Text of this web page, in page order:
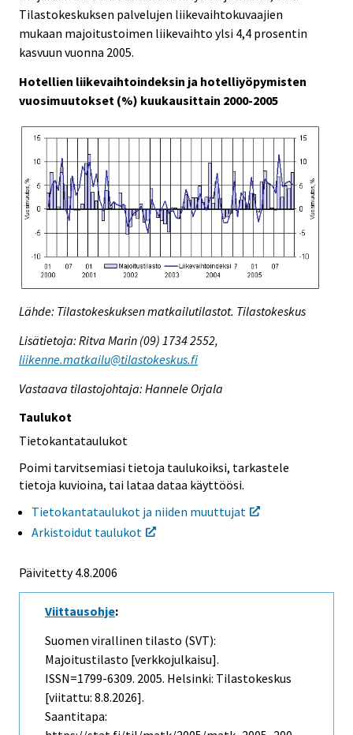
Tilastokeskuksen palvelujen liikevaihtokuvaajien
mukaan majoitustoimen liikevaihto ylsi 4,4 prosentin
kasvuun vuonna 2005.
Hotellien liikevaihtoindeksin ja hotelliyöpymisten
vuosimuutokset (%) kuukausittain 2000-2005
Lähde: Tilastokeskuksen matkailutilastot. Tilastokeskus
Lisätietoja: Ritva Marin (09) 1734 2552,
liikenne.matkailu@tilastokeskus.fi
Vastaava tilastojohtaja: Hannele Orjala
Taulukot
Tietokantataulukot
Poimi tarvitsemiasi tietoja taulukoiksi, tarkastele
tietoja kuvioina, tai lataa dataa käyttöösi.
Tietokantataulukot ja niiden muuttujat
Arkistoidut taulukot
Päivitetty4.8.2006
Viittausohje:
Suomen virallinen tilasto (SVT):
Majoitustilasto [verkkojulkaisu].
ISSN=1799-6309. 2005. Helsinki: Tilastokeskus
[viitattu: 8.8.2026].
Saantitapa: